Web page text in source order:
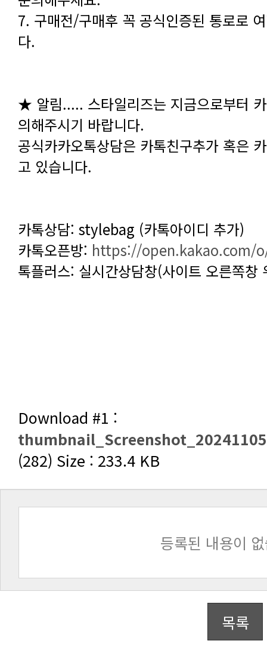
다.
의해주시기 바랍니다.
고 있습니다.
카톡상담: stylebag (카톡아이디 추가)
카톡오픈방: https://open.kakao.com/
톡플러스: 실시간상담창(사이트 오른쪽창
Download #1 :
(282) Size : 233.4 KB
등록된 내용이
목록